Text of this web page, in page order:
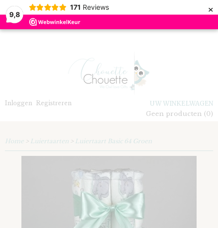
9,8
171 Reviews ×
Inloggen Registreren
UW WINKELWAGEN
Geen producten (0)
Home > Luiertaarten > Luiertaart Basic 64 Groen